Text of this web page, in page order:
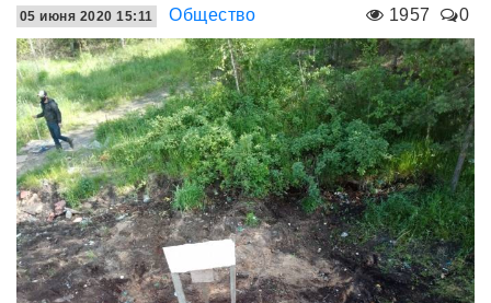
1957 0
05 июня 2020 15:11 Общество